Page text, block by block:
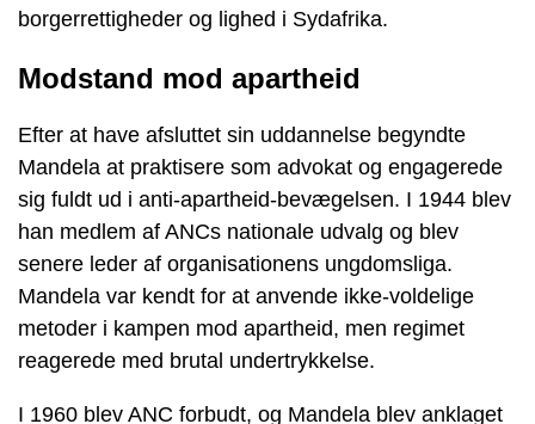
borgerrettigheder og lighed i Sydafrika.
Modstand mod apartheid
Efter at have afsluttet sin uddannelse begyndte
Mandela at praktisere som advokat og engagerede
sig fuldt ud i anti-apartheid-bevægelsen. I 1944 blev
han medlem af ANCs nationale udvalg og blev
senere leder af organisationens ungdomsliga.
Mandela var kendt for at anvende ikke-voldelige
metoder i kampen mod apartheid, men regimet
reagerede med brutal undertrykkelse.
I 1960 blev ANC forbudt, og Mandela blev anklaget